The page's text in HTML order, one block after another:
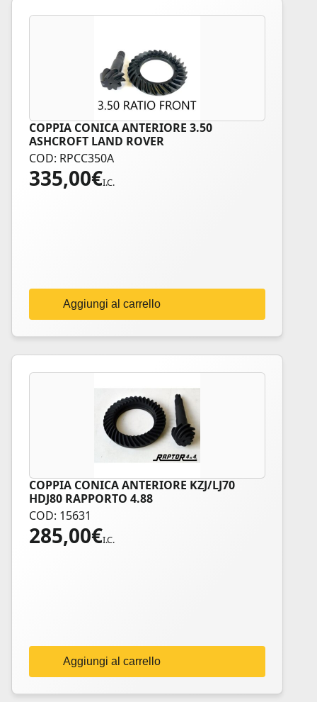
COPPIA CONICA ANTERIORE 3.50
ASHCROFT LAND ROVER
COD: RPCC350A
335,00€I.C.
Aggiungi al carrello
COPPIA CONICA ANTERIORE KZJ/LJ70
HDJ80 RAPPORTO 4.88
COD: 15631
285,00€I.C.
Aggiungi al carrello